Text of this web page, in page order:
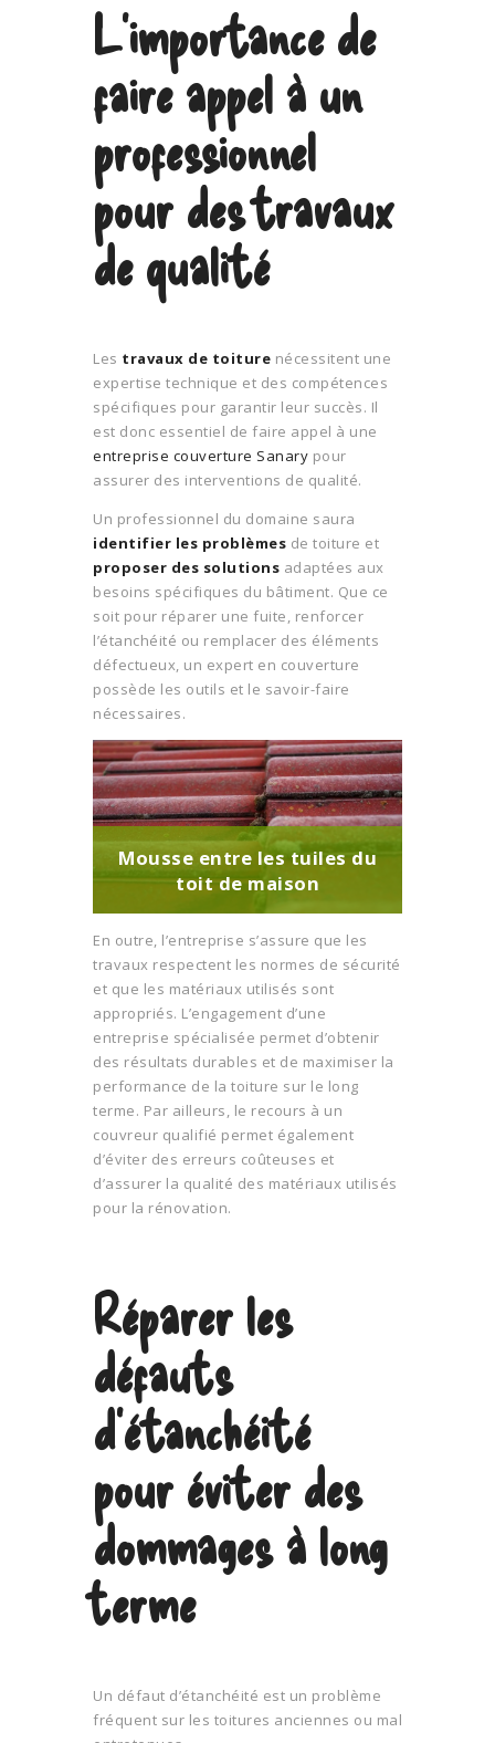
L’importance de
faire appel à un
professionnel
pour des travaux
de qualité
Les travaux de toiture nécessitent une
expertise technique et des compétences
spécifiques pour garantir leur succès. Il
est donc essentiel de faire appel à une
entreprise couverture Sanary pour
assurer des interventions de qualité.
Un professionnel du domaine saura
identifier les problèmes de toiture et
proposer des solutions adaptées aux
besoins spécifiques du bâtiment. Que ce
soit pour réparer une fuite, renforcer
l’étanchéité ou remplacer des éléments
défectueux, un expert en couverture
possède les outils et le savoir-faire
nécessaires.
Mousse entre les tuiles du
toit de maison
En outre, l’entreprise s’assure que les
travaux respectent les normes de sécurité
et que les matériaux utilisés sont
appropriés. L’engagement d’une
entreprise spécialisée permet d’obtenir
des résultats durables et de maximiser la
performance de la toiture sur le long
terme. Par ailleurs, le recours à un
couvreur qualifié permet également
d’éviter des erreurs coûteuses et
d’assurer la qualité des matériaux utilisés
pour la rénovation.
Réparer les
défauts
d’étanchéité
pour éviter des
dommages à long
terme
Un défaut d’étanchéité est un problème
fréquent sur les toitures anciennes ou mal